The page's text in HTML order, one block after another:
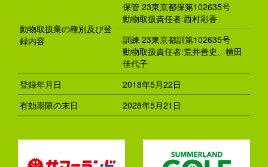
動物取扱業の種別及び登
録内容
保管 23東京都保第102635号
動物取扱責任者:西村彩香
訓練 23東京都訓第102635号
動物取扱責任者:荒井善史、横田
佳代子
登録年月日
2018年5月22日
有効期限の末日
2028年5月21日